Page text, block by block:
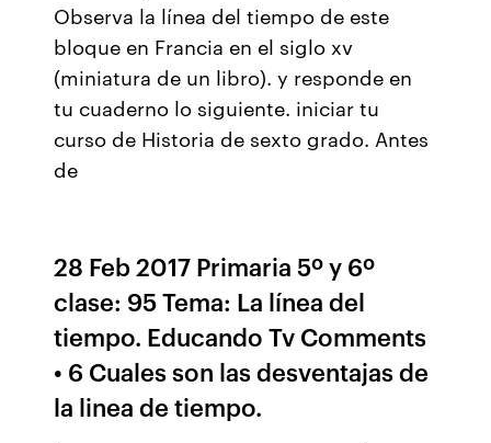
Observa la línea del tiempo de este
bloque en Francia en el siglo xv
(miniatura de un libro). y responde en
tu cuaderno lo siguiente. iniciar tu
curso de Historia de sexto grado. Antes
de
28 Feb 2017 Primaria 5º y 6º
clase: 95 Tema: La línea del
tiempo. Educando Tv Comments
• 6 Cuales son las desventajas de
la linea de tiempo.